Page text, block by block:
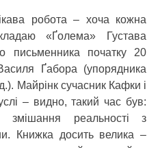
робота – хоча кожна
«Ґолема» Густава
письменника початку 20
Ґабора (упорядника
Майрінк сучасник Кафки і
– видно, такий час був:
змішання реальності з
Книжка досить велика –